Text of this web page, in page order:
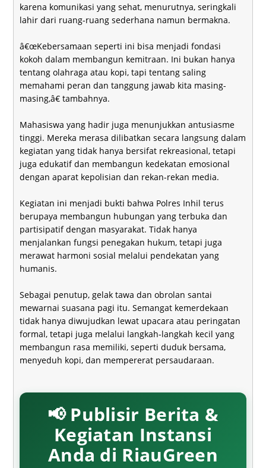
karena komunikasi yang sehat, menurutnya, seringkali
lahir dari ruang-ruang sederhana namun bermakna.
â€œKebersamaan seperti ini bisa menjadi fondasi
kokoh dalam membangun kemitraan. Ini bukan hanya
tentang olahraga atau kopi, tapi tentang saling
memahami peran dan tanggung jawab kita masing-
masing,â€ tambahnya.
Mahasiswa yang hadir juga menunjukkan antusiasme
tinggi. Mereka merasa dilibatkan secara langsung dalam
kegiatan yang tidak hanya bersifat rekreasional, tetapi
juga edukatif dan membangun kedekatan emosional
dengan aparat kepolisian dan rekan-rekan media.
Kegiatan ini menjadi bukti bahwa Polres Inhil terus
berupaya membangun hubungan yang terbuka dan
partisipatif dengan masyarakat. Tidak hanya
menjalankan fungsi penegakan hukum, tetapi juga
merawat harmoni sosial melalui pendekatan yang
humanis.
Sebagai penutup, gelak tawa dan obrolan santai
mewarnai suasana pagi itu. Semangat kemerdekaan
tidak hanya diwujudkan lewat upacara atau peringatan
formal, tetapi juga melalui langkah-langkah kecil yang
membangun rasa memiliki, seperti duduk bersama,
menyeduh kopi, dan mempererat persaudaraan.
📢 Publisir Berita &
Kegiatan Instansi
Anda di RiauGreen